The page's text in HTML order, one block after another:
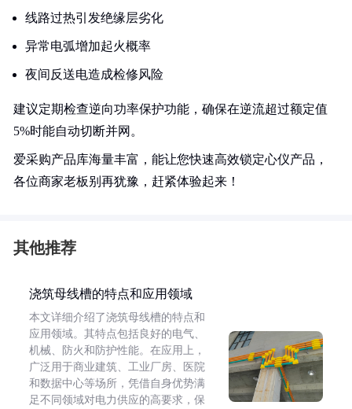
线路过热引发绝缘层劣化
异常电弧增加起火概率
夜间反送电造成检修风险
建议定期检查逆向功率保护功能，确保在逆流超过额定值
5%时能自动切断并网。
爱采购产品库海量丰富，能让您快速高效锁定心仪产品，
各位商家老板别再犹豫，赶紧体验起来！
其他推荐
浇筑母线槽的特点和应用领域
本文详细介绍了浇筑母线槽的特点和
应用领域。其特点包括良好的电气、
机械、防火和防护性能。在应用上，
广泛用于商业建筑、工业厂房、医院
和数据中心等场所，凭借自身优势满
足不同领域对电力供应的高要求，保